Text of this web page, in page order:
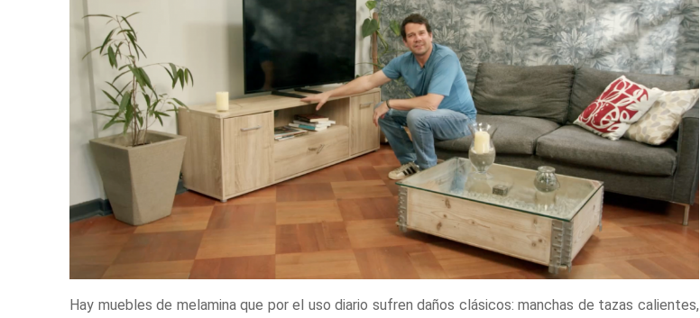
Hay muebles de melamina que por el uso diario sufren daños clásicos: manchas de tazas calientes,